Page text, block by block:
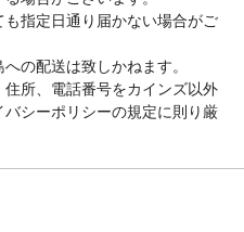
指定日通り届かない場合がご
の配送は致しかねます。
所、電話番号をカインズ以外
シーポリシーの規定に則り厳